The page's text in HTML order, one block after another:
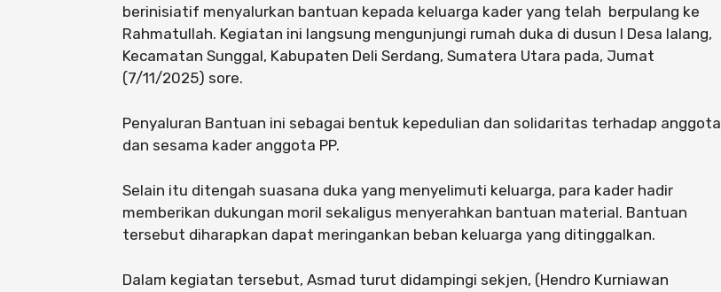
berinisiatif menyalurkan bantuan kepada keluarga kader yang telah berpulang ke
Rahmatullah. Kegiatan ini langsung mengunjungi rumah duka di dusun I Desa lalang,
Kecamatan Sunggal, Kabupaten Deli Serdang, Sumatera Utara pada, Jumat
(7/11/2025) sore.
Penyaluran Bantuan ini sebagai bentuk kepedulian dan solidaritas terhadap anggota
dan sesama kader anggota PP.
Selain itu ditengah suasana duka yang menyelimuti keluarga, para kader hadir
memberikan dukungan moril sekaligus menyerahkan bantuan material. Bantuan
tersebut diharapkan dapat meringankan beban keluarga yang ditinggalkan.
Dalam kegiatan tersebut, Asmad turut didampingi sekjen, (Hendro Kurniawan